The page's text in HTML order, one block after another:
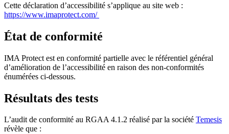
Cette déclaration d’accessibilité s’applique au site web :
https://www.imaprotect.com/
État de conformité
IMA Protect est en conformité partielle avec le référentiel général
d’amélioration de l’accessibilité en raison des non-conformités
énumérées ci-dessous.
Résultats des tests
L’audit de conformité au RGAA 4.1.2 réalisé par la société Temesis
révèle que :